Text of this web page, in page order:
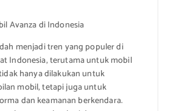
Avanza di Indonesia
menjadi tren yang populer di
Indonesia, terutama untuk mobil
hanya dilakukan untuk
mobil, tetapi juga untuk
dan keamanan berkendara.